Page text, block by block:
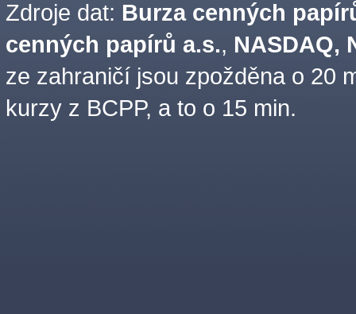
Zdroje dat: Burza cenných
cenných papírů a.s., NASDAQ,
ze zahraničí jsou zpožděna o 20
kurzy z BCPP, a to o 15 min.